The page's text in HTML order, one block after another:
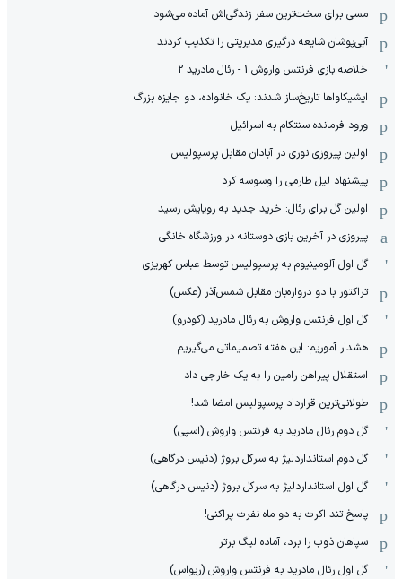
مسی برای سخت‌ترین سفر زندگی‌اش آماده می‌شود
آبی‌پوشان شایعه درگیری مدیریتی را تکذیب کردند
خلاصه بازی فرنتس واروش 1 - رئال مادرید 2
ایشیکاوا‌ها تاریخ‌ساز شدند: یک خانواده، دو جایزه بزرگ
ورود فرمانده سنتکام به اسرائیل
اولین پیروزی نوری در آبادان مقابل پرسپولیس
پیشنهاد لیل طارمی را وسوسه کرد
اولین گل برای رئال: خرید جدید به رویایش رسید
پیروزی در آخرین بازی دوستانه در ورزشگاه خانگی
گل اول آلومینیوم به پرسپولیس توسط عباس کهریزی
تراکتور با دو دروازه‌بان مقابل شمس‌آذر (عکس)
گل اول فرنتس واروش به رئال مادرید (کودرو)
هشدار آموریم: این هفته تصمیماتی می‌گیریم
استقلال پیراهن رامین را به یک خارجی داد
طولانی‌ترین قرارداد پرسپولیس امضا شد!
گل دوم رئال مادرید به فرنتس واروش (اسپی)
گل دوم استانداردلیژ به سرکل بروژ (دنیس درگاهی)
گل اول استانداردلیژ به سرکل بروژ (دنیس درگاهی)
پاسخ تند اکرت به دو ماه نفرت پراکنی!
سپاهان ذوب را برد، آماده لیگ برتر
گل اول رئال مادرید به فرنتس واروش (ریواس)